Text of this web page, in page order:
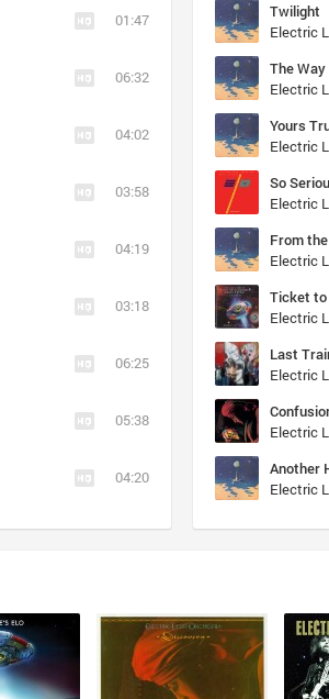
01:47
06:32
04:02
03:58
04:19
03:18
06:25
05:38
04:20
Twilight
Electric
The
Electric
Yours
Electric
So
Electric
From
Electric
Ticket to
Electric
Last
Electric
Electric
Another
Electric